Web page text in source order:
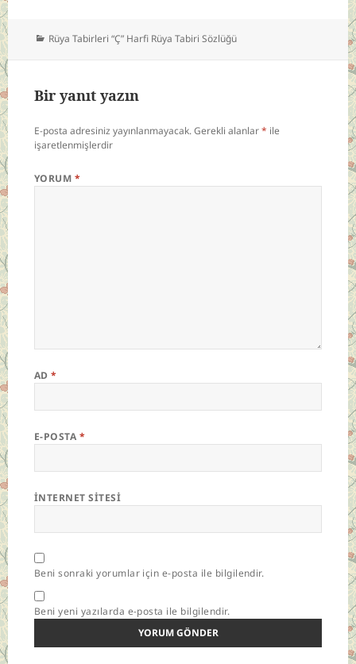
Kategoriler
Rüya Tabirleri “Ç” Harfi Rüya Tabiri Sözlüğü
Bir yanıt yazın
E-posta adresiniz yayınlanmayacak.Gerekli alanlar* ile
işaretlenmişlerdir
YORUM *
AD*
E-POSTA *
İNTERNET SITESI
Beni sonraki yorumlar için e-posta ile bilgilendir.
Beni yeni yazılarda e-posta ile bilgilendir.